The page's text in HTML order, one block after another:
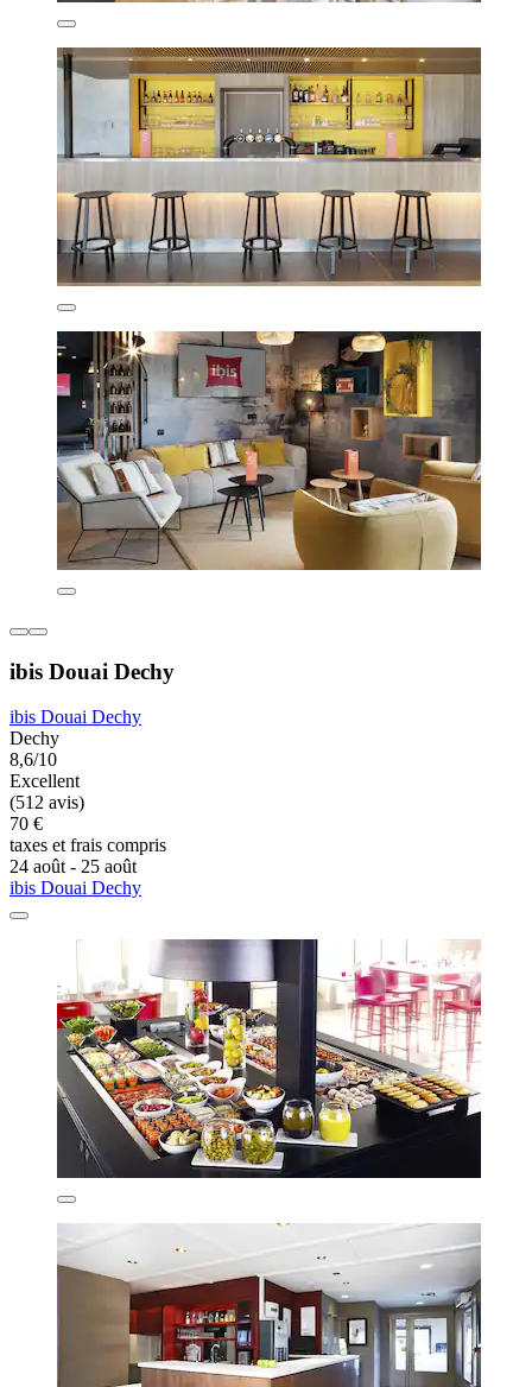
ibis Douai Dechy
ibis Douai Dechy
Dechy
8,6/10
Excellent
(512 avis)
70 €
taxes et frais compris
24 août - 25 août
ibis Douai Dechy